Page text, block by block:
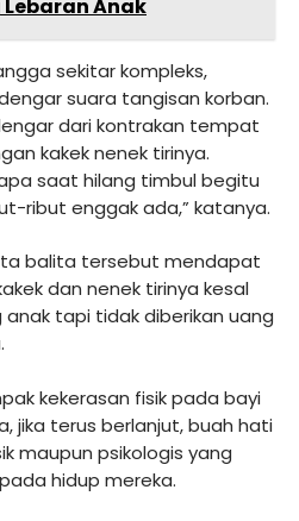
Anak
sekitar kompleks,
suara tangisan korban.
dari kontrakan tempat
kakek nenek tirinya.
saat hilang timbul begitu
ribut enggak ada,” katanya.
balita tersebut mendapat
dan nenek tirinya kesal
tapi tidak diberikan uang
kekerasan fisik pada bayi
jika terus berlanjut, buah hati
maupun psikologis yang
hidup mereka.